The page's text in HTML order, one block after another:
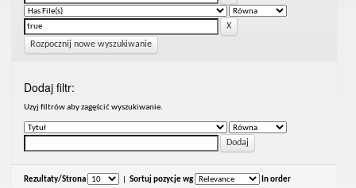
Rozpocznij nowe wyszukiwanie
Dodaj filtr:
Uzyj filtrów aby zagęścić wyszukiwanie.
Rezultaty/Strona Sortuj pozycje wg In order